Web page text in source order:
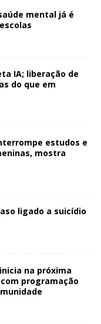
mental já é
IA; liberação de
do que em
estudos e
mostra
ligado a suicídio
inicia na próxima
programação